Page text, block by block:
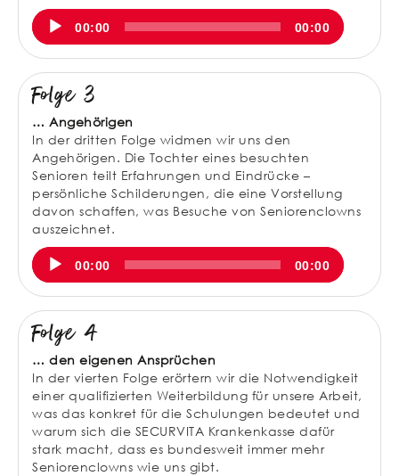
Audio-
Player
00:00 00:00
Folge 3
… Angehörigen
In der dritten Folge widmen wir uns den
Angehörigen. Die Tochter eines besuchten
Senioren teilt Erfahrungen und Eindrücke –
persönliche Schilderungen, die eine Vorstellung
davon schaffen, was Besuche von Seniorenclowns
auszeichnet.
Audio-
Player
00:00 00:00
Folge 4
… den eigenen Ansprüchen
In der vierten Folge erörtern wir die Notwendigkeit
einer qualifizierten Weiterbildung für unsere Arbeit,
was das konkret für die Schulungen bedeutet und
warum sich die SECURVITA Krankenkasse dafür
stark macht, dass es bundesweit immer mehr
Seniorenclowns wie uns gibt.